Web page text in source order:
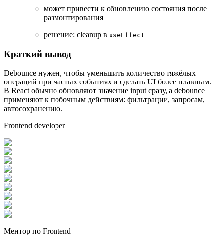
может привести к обновлению состояния после
размонтирования
решение: cleanup в useEffect
Краткий вывод
Debounce нужен, чтобы уменьшить количество тяжёлых
операций при частых событиях и сделать UI более плавным.
В React обычно обновляют значение input сразу, а debounce
применяют к побочным действиям: фильтрации, запросам,
автосохранению.
Frontend developer
Ментор по Frontend